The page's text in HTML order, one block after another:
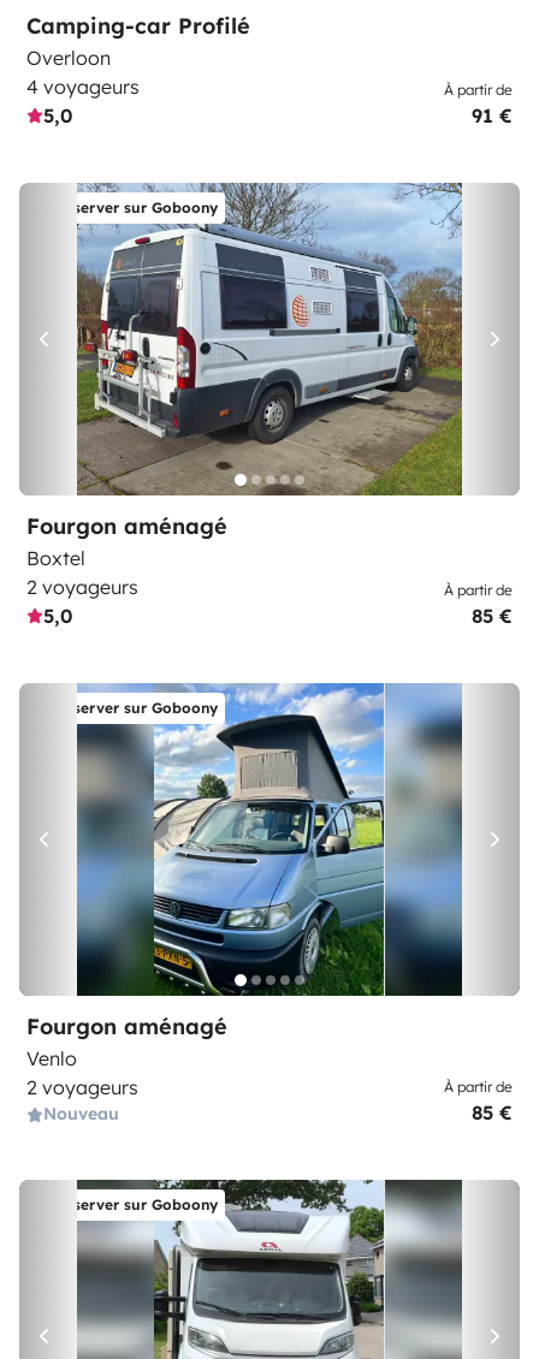
Camping-car Profilé
Overloon
4 voyageurs
5,0
À partir de
91 €
Réserver sur Goboony
Fourgon aménagé
Boxtel
2 voyageurs
5,0
À partir de
85 €
Réserver sur Goboony
Fourgon aménagé
Venlo
2 voyageurs
Nouveau
À partir de
85 €
Réserver sur Goboony